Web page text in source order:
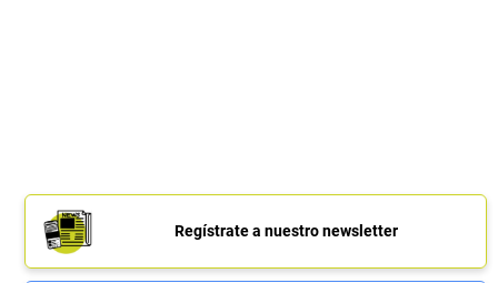
Regístrate a nuestro newsletter